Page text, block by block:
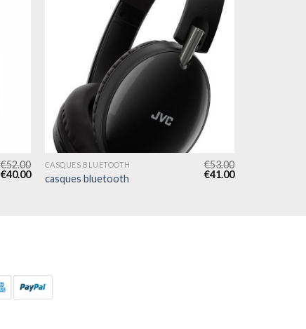
€52.00
€40.00
CASQUES BLUETOOTH
casques bluetooth
€53.00
€41.00